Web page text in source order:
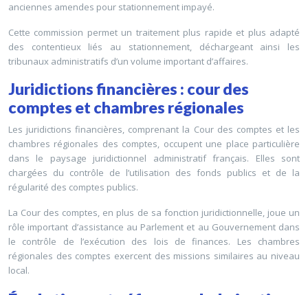
anciennes amendes pour stationnement impayé.
Cette commission permet un traitement plus rapide et plus adapté
des contentieux liés au stationnement, déchargeant ainsi les
tribunaux administratifs d’un volume important d’affaires.
Juridictions financières : cour des
comptes et chambres régionales
Les juridictions financières, comprenant la Cour des comptes et les
chambres régionales des comptes, occupent une place particulière
dans le paysage juridictionnel administratif français. Elles sont
chargées du contrôle de l’utilisation des fonds publics et de la
régularité des comptes publics.
La Cour des comptes, en plus de sa fonction juridictionnelle, joue un
rôle important d’assistance au Parlement et au Gouvernement dans
le contrôle de l’exécution des lois de finances. Les chambres
régionales des comptes exercent des missions similaires au niveau
local.